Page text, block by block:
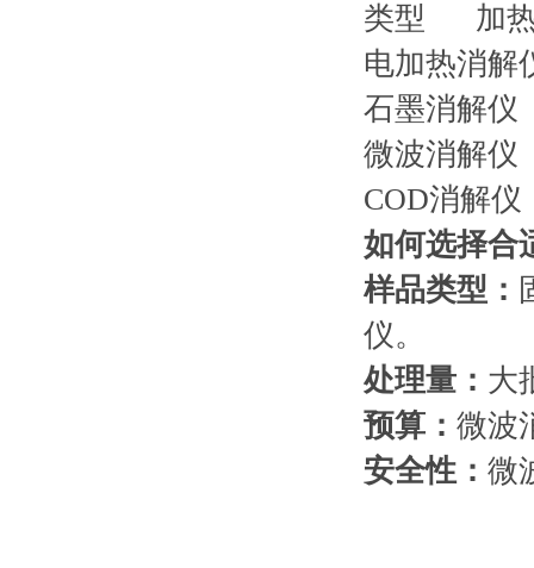
类型 加热
电加热消
石墨消解
微波消解
COD消解
如何选择合
样品类型：
仪。
处理量： 大
预算： 微波
安全性： 微